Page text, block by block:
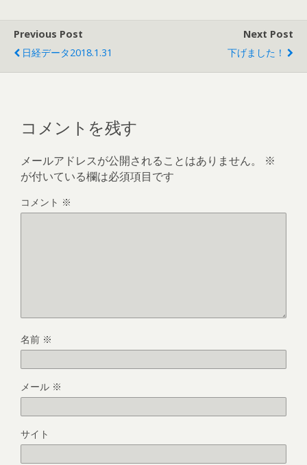
Previous Post
日経データ2018.1.31
Next Post
下げました！
コメントを残す
メールアドレスが公開されることはありません。
※
が付いている欄は必須項目です
コメント ※
名前 ※
メール ※
サイト